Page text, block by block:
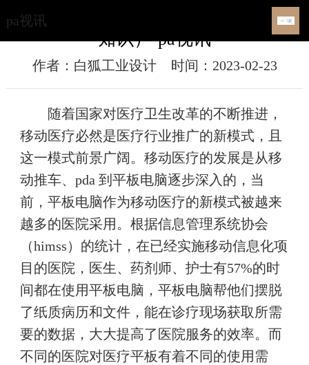
pa视讯
医疗平板设计的要求是什么？（百科
知识）-pa视讯
作者：白狐工业设计 时间：2023-02-23
随着国家对医疗卫生改革的不断推进，
移动医疗必然是医疗行业推广的新模式，且
这一模式前景广阔。移动医疗的发展是从移
动推车、pda 到平板电脑逐步深入的，当
前，平板电脑作为移动医疗的新模式被越来
越多的医院采用。根据信息管理系统协会
（himss）的统计，在已经实施移动信息化项
目的医院，医生、药剂师、护士有57%的时
间都在使用平板电脑，平板电脑帮他们摆脱
了纸质病历和文件，能在诊疗现场获取所需
要的数据，大大提高了医院服务的效率。而
不同的医院对医疗平板有着不同的使用需